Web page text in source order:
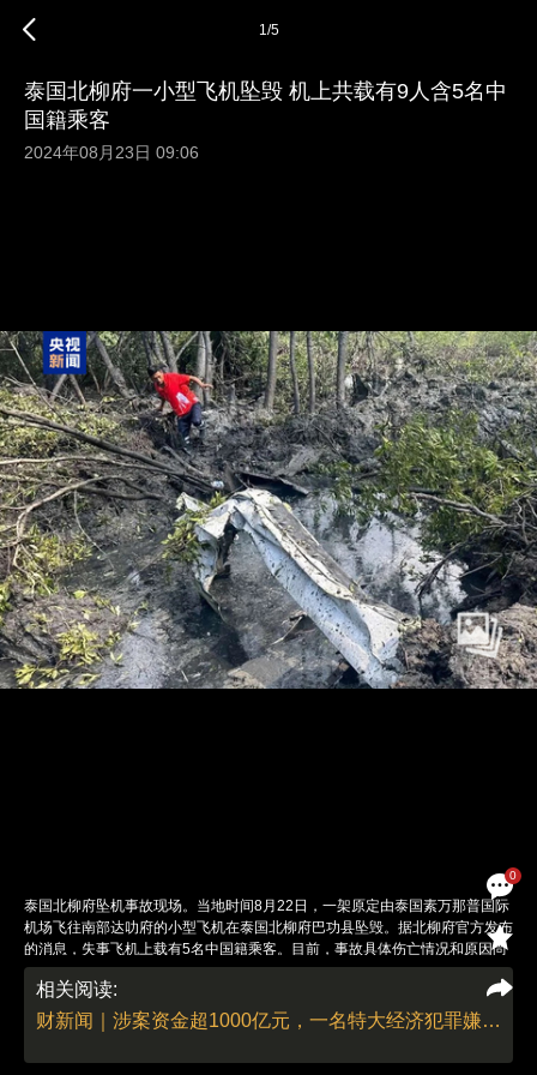
0
1/5
泰国北柳府一小型飞机坠毁 机上共载有9人含5名中
国籍乘客
2024年08月23日 09:06
泰国北柳府坠机事故现场。当地时间8月22日，一架原定由泰国素万那普国际
机场飞往南部达叻府的小型飞机在泰国北柳府巴功县坠毁。据北柳府官方发布
的消息，失事飞机上载有5名中国籍乘客。目前，事故具体伤亡情况和原因尚
未公布。22日晚，泰国北柳府府尹就该起坠机事故召开新闻发布会。府尹在
会上通报，机上共载有9人，其中7名乘客和2名飞行员。图：央视新闻
责任编辑：董德 | 版面编辑：刘青
相关阅读:
财新闻｜涉案资金超1000亿元，一名特大经济犯罪嫌疑人从泰国被成功引渡